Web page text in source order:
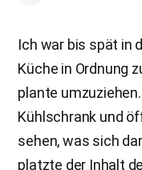
Ich war bis spät in
Küche in Ordnung
plante
Kühlschrank und
sehen, was sich
platzte der Inhalt